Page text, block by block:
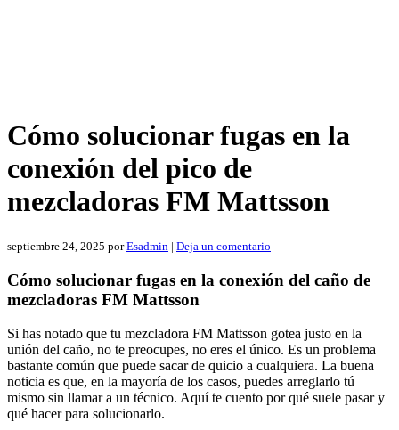
Cómo solucionar fugas en la
conexión del pico de
mezcladoras FM Mattsson
septiembre 24, 2025 porEsadmin | Deja un comentario
Cómo solucionar fugas en la conexión del caño de
mezcladoras FM Mattsson
Si has notado que tu mezcladora FM Mattsson gotea justo en la
unión del caño, no te preocupes, no eres el único. Es un problema
bastante común que puede sacar de quicio a cualquiera. La buena
noticia es que, en la mayoría de los casos, puedes arreglarlo tú
mismo sin llamar a un técnico. Aquí te cuento por qué suele pasar y
qué hacer para solucionarlo.